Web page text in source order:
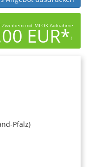
Zweibein mit MLOK Aufnahme
EUR*1
Pfalz)